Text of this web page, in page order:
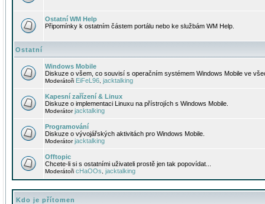
Ostatní WM Help
Připomínky k ostatním částem portálu nebo ke službám WM Help.
Ostatní
Windows Mobile
Diskuze o všem, co souvisí s operačním systémem Windows Mobile ve
Moderátoři EiFeL96 jacktalking
Kapesní zařízení & Linux
Diskuze o implementaci Linuxu na přístrojích s Windows Mobile.
Moderátorjacktalking
Programování
Diskuze o vývojářských aktivitách pro Windows Mobile.
Moderátorjacktalking
Offtopic
Chcete-li si s ostatními uživateli prostě jen tak popovídat...
Moderátoři cHaOOs jacktalking
Kdo je přítomen